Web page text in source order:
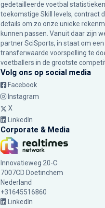
gedetailleerde voetbal
toekomstige Skill levels, contract
details om zo onze unieke
kunnen passen. Vanuit daar zijn
partner SciSports, in staat om een
transferwaarde voorspelling te
voetballers in de grootste
Volg ons op social media
Facebook
Instagram
X
LinkedIn
Corporate & Media
Innovatieweg 20-C
7007CD Doetinchem
Nederland
+31645516860
LinkedIn